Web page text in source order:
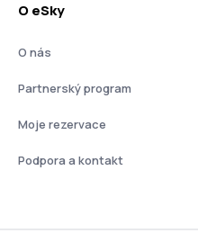
O eSky
O nás
Partnerský program
Moje rezervace
Podpora a kontakt